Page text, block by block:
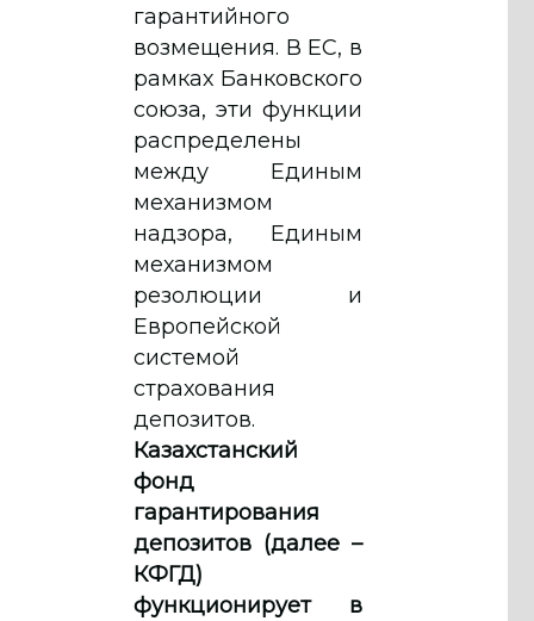
гарантийного
возмещения. В ЕС, в
рамках Банковского
союза, эти функции
распределены
между Единым
механизмом
надзора, Единым
механизмом
резолюции и
Европейской
системой
страхования
депозитов.
Казахстанский
фонд
гарантирования
депозитов (далее –
КФГД)
функционирует в